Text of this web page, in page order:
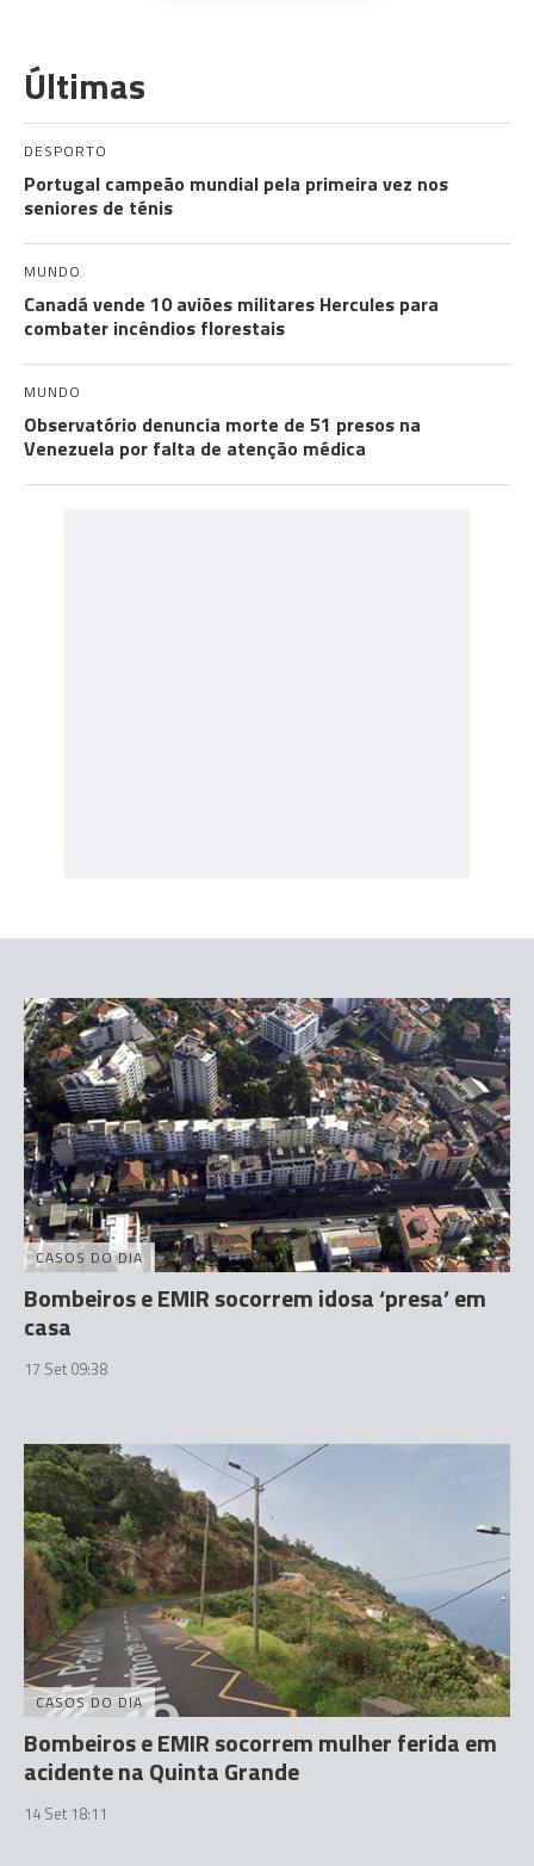
Últimas
DESPORTO
Portugal campeão mundial pela primeira vez nos
seniores de ténis
MUNDO
Canadá vende 10 aviões militares Hercules para
combater incêndios florestais
MUNDO
Observatório denuncia morte de 51 presos na
Venezuela por falta de atenção médica
CASOS DO DIA
Bombeiros e EMIR socorrem idosa ‘presa’ em
casa
17 Set 09:38
CASOS DO DIA
Bombeiros e EMIR socorrem mulher ferida em
acidente na Quinta Grande
14 Set 18:11